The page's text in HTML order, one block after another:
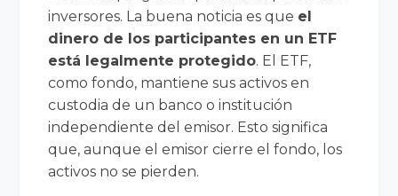
inversores. La buena noticia es que el
dinero de los participantes en un ETF
está legalmente protegido. El ETF,
como fondo, mantiene sus activos en
custodia de un banco o institución
independiente del emisor. Esto significa
que, aunque el emisor cierre el fondo, los
activos no se pierden.